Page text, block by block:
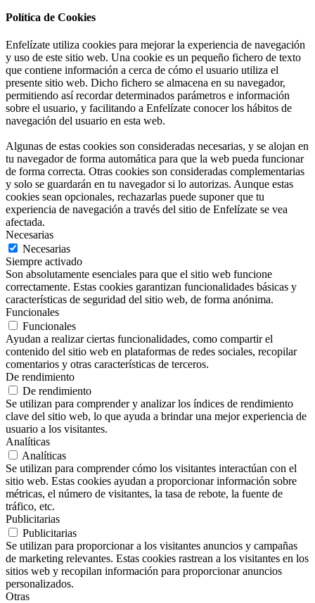
Política de Cookies
Enfelízate utiliza cookies para mejorar la experiencia de navegación
y uso de este sitio web. Una cookie es un pequeño fichero de texto
que contiene información a cerca de cómo el usuario utiliza el
presente sitio web. Dicho fichero se almacena en su navegador,
permitiendo así recordar determinados parámetros e información
sobre el usuario, y facilitando a Enfelízate conocer los hábitos de
navegación del usuario en esta web.
Algunas de estas cookies son consideradas necesarias, y se alojan en
tu navegador de forma automática para que la web pueda funcionar
de forma correcta. Otras cookies son consideradas complementarias
y solo se guardarán en tu navegador si lo autorizas. Aunque estas
cookies sean opcionales, rechazarlas puede suponer que tu
experiencia de navegación a través del sitio de Enfelízate se vea
afectada.
Necesarias
Necesarias
Siempre activado
Son absolutamente esenciales para que el sitio web funcione
correctamente. Estas cookies garantizan funcionalidades básicas y
características de seguridad del sitio web, de forma anónima.
Funcionales
Funcionales
Ayudan a realizar ciertas funcionalidades, como compartir el
contenido del sitio web en plataformas de redes sociales, recopilar
comentarios y otras características de terceros.
De rendimiento
De rendimiento
Se utilizan para comprender y analizar los índices de rendimiento
clave del sitio web, lo que ayuda a brindar una mejor experiencia de
usuario a los visitantes.
Analíticas
Analíticas
Se utilizan para comprender cómo los visitantes interactúan con el
sitio web. Estas cookies ayudan a proporcionar información sobre
métricas, el número de visitantes, la tasa de rebote, la fuente de
tráfico, etc.
Publicitarias
Publicitarias
Se utilizan para proporcionar a los visitantes anuncios y campañas
de marketing relevantes. Estas cookies rastrean a los visitantes en los
sitios web y recopilan información para proporcionar anuncios
personalizados.
Otras